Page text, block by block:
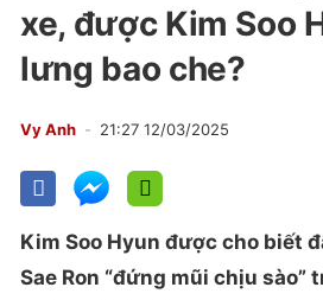
xe, được Kim Soo
lưng bao che?
Vy Anh 21:27 12/03/2025
Kim Soo Hyun được cho biết
Sae Ron “đứng mũi chịu sào”